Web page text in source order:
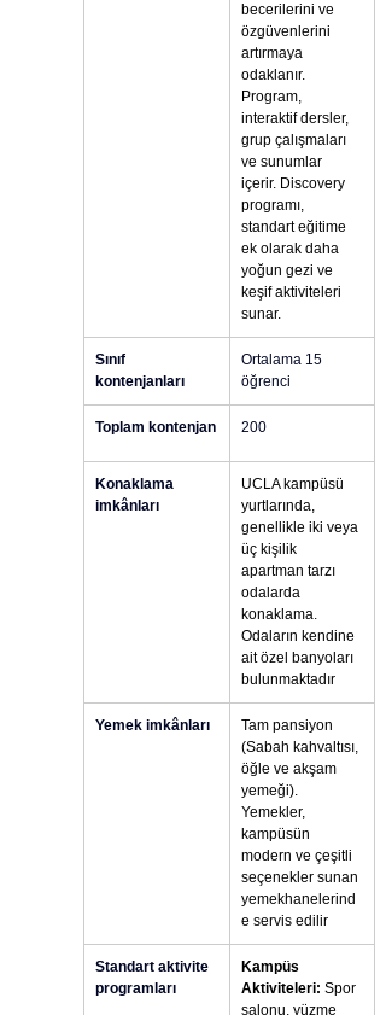
becerilerini ve
özgüvenlerini
artırmaya
odaklanır.
Program,
interaktif dersler,
grup çalışmaları
ve sunumlar
içerir. Discovery
programı,
standart eğitime
ek olarak daha
yoğun gezi ve
keşif aktiviteleri
sunar.
Sınıf
kontenjanları
Ortalama 15
öğrenci
Toplam kontenjan 200
Konaklama
imkânları
UCLA kampüsü
yurtlarında,
genellikle iki veya
üç kişilik
apartman tarzı
odalarda
konaklama.
Odaların kendine
ait özel banyoları
bulunmaktadır
Yemek imkânları
Tam pansiyon
(Sabah kahvaltısı,
öğle ve akşam
yemeği).
Yemekler,
kampüsün
modern ve çeşitli
seçenekler sunan
yemekhanelerind
e servis edilir
Standart aktivite
programları
Kampüs
Aktiviteleri: Spor
salonu, yüzme